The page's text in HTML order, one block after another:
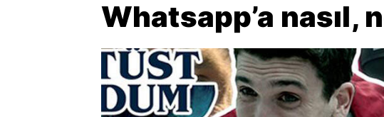
Whatsapp’a nasıl,